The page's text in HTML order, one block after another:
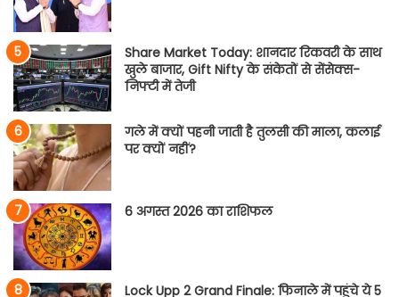
Share Market Today: शानदार रिकवरी के साथ
खुले बाजार, Gift Nifty के संकेतों से सेंसेक्स-
निफ्टी में तेजी
गले में क्यों पहनी जाती है तुलसी की माला, कलाई
पर क्यों नहीं?
6 अगस्त 2026 का राशिफल
Lock Upp 2 Grand Finale: फिनाले में पहुंचे ये 5